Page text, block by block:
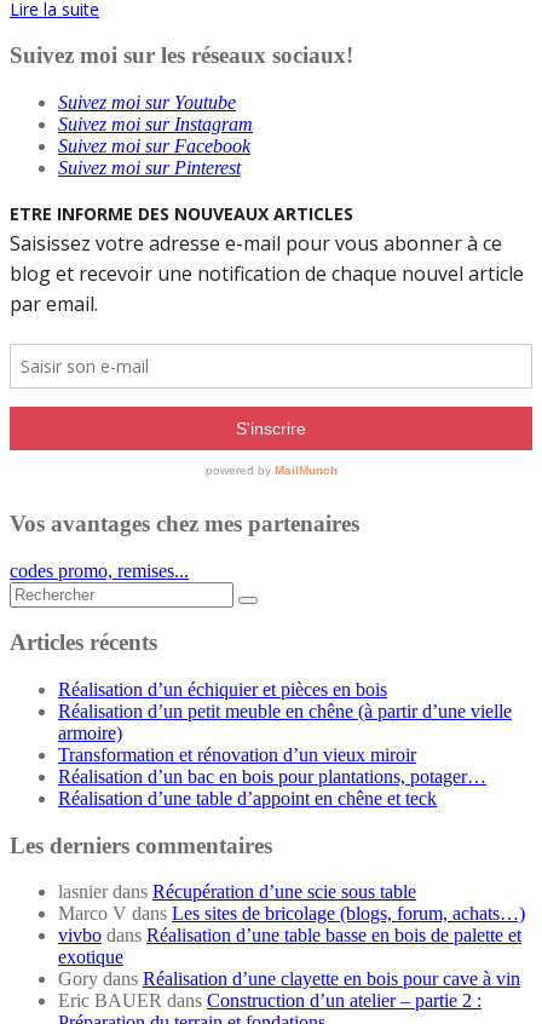
Lire la suite
Suivez moi sur les réseaux sociaux!
Suivez moi sur Youtube
Suivez moi sur Instagram
Suivez moi sur Facebook
Suivez moi sur Pinterest
Vos avantages chez mes partenaires
codes promo, remises...
Rechercher...
Articles récents
Réalisation d’un échiquier et pièces en bois
Réalisation d’un petit meuble en chêne (à partir d’une vielle
armoire)
Transformation et rénovation d’un vieux miroir
Réalisation d’un bac en bois pour plantations, potager…
Réalisation d’une table d’appoint en chêne et teck
Les derniers commentaires
lasnierdans Récupération d’une scie sous table
Marco V dans Les sites de bricolage (blogs, forum, achats…)
vivbo dans Réalisation d’une table basse en bois de palette et
exotique
Gory dans Réalisation d’une clayette en bois pour cave à vin
Eric BAUER dans Construction d’un atelier – partie 2 :